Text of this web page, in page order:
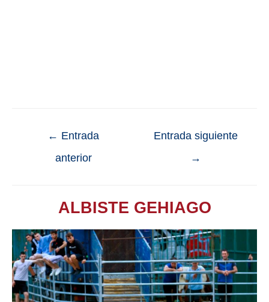
← Entrada
anterior
Entrada siguiente
→
ALBISTE GEHIAGO